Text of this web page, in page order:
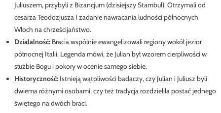
Juliuszem, przybyli z Bizancjum (dzisiejszy Stambuł). Otrzymali od
cesarza Teodozjusza I zadanie nawracania ludności północnych
Włoch na chrześcijaństwo.
Działalność:Bracia wspólnie ewangelizowali regiony wokół jezior
północnej Italii. Legenda mówi, że Julian był wzorem cierpliwości w
służbie Bogu i pokory w ocenie samego siebie.
Historyczność:Istnieją wątpliwości badaczy, czy Julian i Juliusz byli
dwiema różnymi osobami, czy też tradycja rozdzieliła postać jednego
świętego na dwóch braci.